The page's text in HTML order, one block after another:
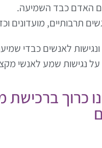
האדם כבד השמיעה.
תרבותיים, מועדונים
לאנשים כבדי
נגישות שמע לאנשי
ואינו כרוך